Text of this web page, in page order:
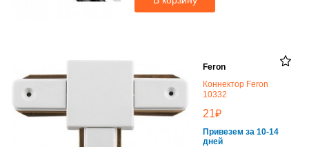
Feron
Коннектор Feron
10332
21₽
Привезем за 10-14
дней